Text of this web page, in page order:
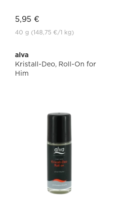
5,95 €
40 g (148,75 €/1 kg)
alva
Kristall-Deo, Roll-On for
Him